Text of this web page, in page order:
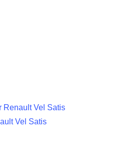
Renault Vel Satis
Vel Satis